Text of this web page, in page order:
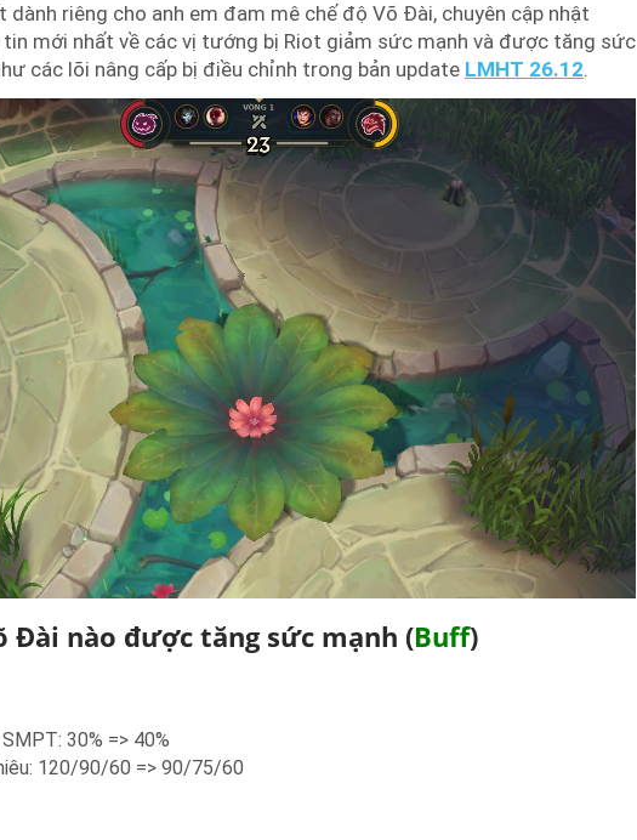
dành riêng cho anh em đam mê chế độ Võ Đài, chuyên cập nhật
mới nhất về các vị tướng bị Riot giảm sức mạnh và được tăng sức
các lõi nâng cấp bị điều chỉnh trong bản update LMHT 26.12.
Đài nào được tăng sức mạnh (Buff)
30% => 40%
120/90/60 => 90/75/60